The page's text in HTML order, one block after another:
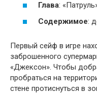
Глава:
Содержимое:
Первый сейф в игре
заброшенного
«Джексон». Чтобы
пробраться на
стене протиснуться в